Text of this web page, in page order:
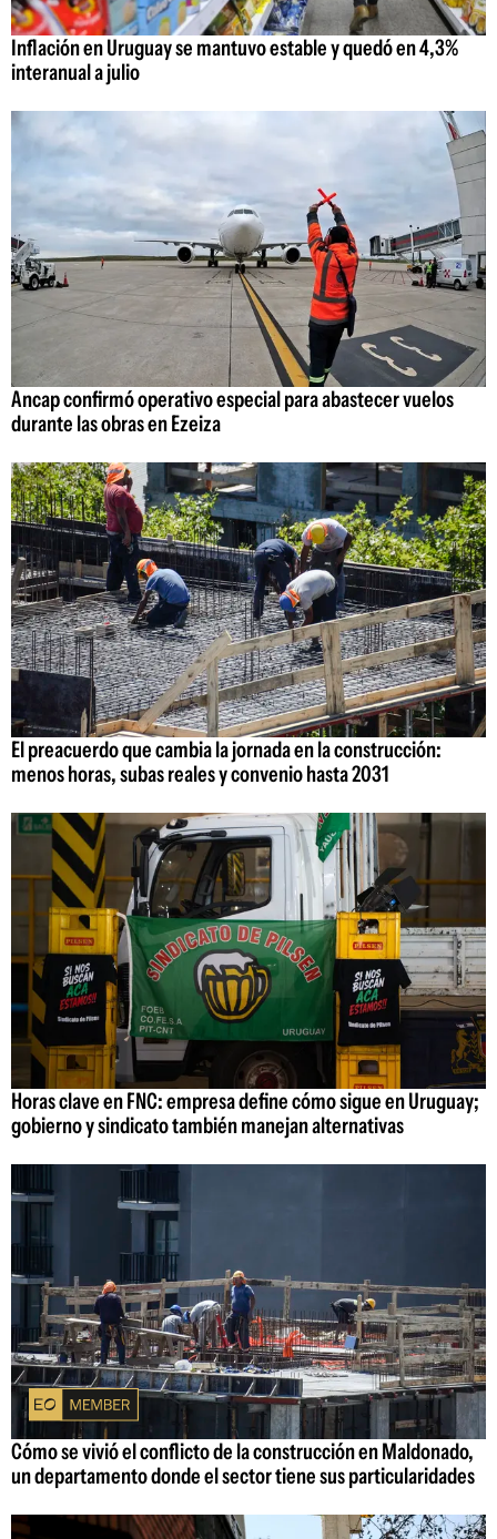
Inflación en Uruguay se mantuvo estable y quedó en 4,3%
interanual a julio
Ancap confirmó operativo especial para abastecer vuelos
durante las obras en Ezeiza
El preacuerdo que cambia la jornada en la construcción:
menos horas, subas reales y convenio hasta 2031
Horas clave en FNC: empresa define cómo sigue en Uruguay;
gobierno y sindicato también manejan alternativas
Cómo se vivió el conflicto de la construcción en Maldonado,
un departamento donde el sector tiene sus particularidades